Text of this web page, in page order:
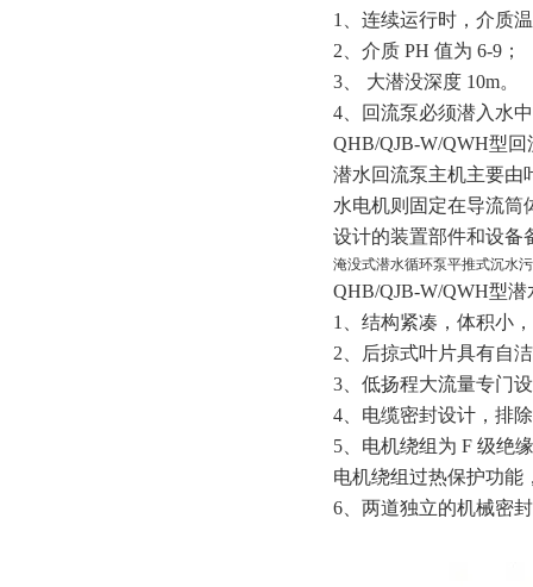
1、连续运行时，介质
2、介质 PH 值为 6-9；
3、 大潜没深度 10m。
4、回流泵必须潜入水
QHB/QJB-W/QWH型
潜水回流泵主机主要由
水电机则固定在导流筒
设计的装置部件和设备
淹没式潜水循环泵平推式沉水
QHB/QJB-W/QWH型
1、结构紧凑，体积小
2、后掠式叶片具有自
3、低扬程大流量专门
4、电缆密封设计，排
5、电机绕组为 F 级绝
电机绕组过热保护功能
6、两道独立的机械密